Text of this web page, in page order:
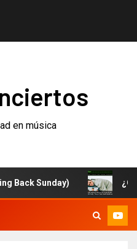
en música
Sunday) ¿Qué está